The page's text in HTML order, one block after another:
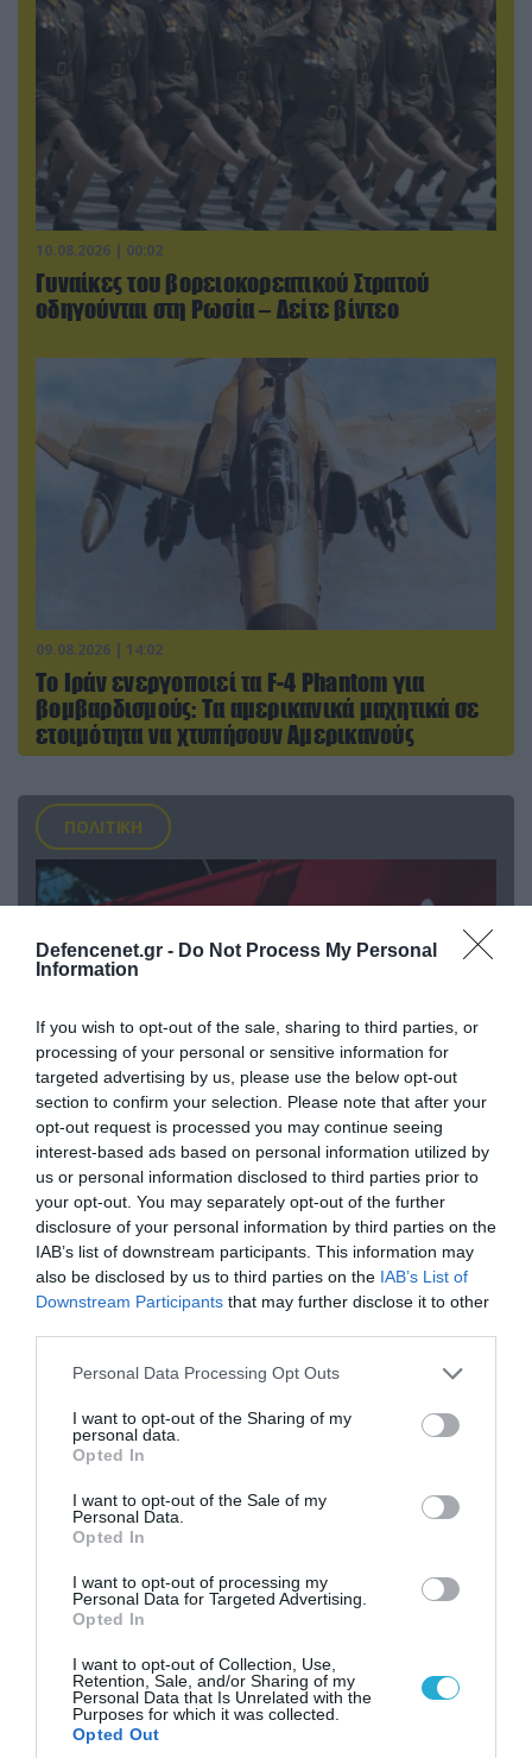
Defencenet.gr - Do Not Process My Personal
Information
If you wish to opt-out of the sale, sharing to third parties, or
processing of your personal or sensitive information for
targeted advertising by us, please use the below opt-out
section to confirm your selection. Please note that after your
opt-out request is processed you may continue seeing
interest-based ads based on personal information utilized by
us or personal information disclosed to third parties prior to
your opt-out. You may separately opt-out of the further
disclosure of your personal information by third parties on the
IAB’s list of downstream participants. This information may
also be disclosed by us to third parties on the IAB’s List of
Downstream Participants that may further disclose it to other
Please note that this website/app uses one or more Google
not limited to your visit or usage behaviour. You may click to
grant or deny consent to Google and its third-party tags to
use your data for below specified purposes in below Google
consent section.
Personal Data Processing Opt Outs
I want to opt-out of the Sharing of my
personal data.
Opted In
I want to opt-out of the Sale of my
Personal Data.
Opted In
I want to opt-out of processing my
Personal Data for Targeted Advertising.
Opted In
I want to opt-out of Collection, Use,
Retention, Sale, and/or Sharing of my
Personal Data that Is Unrelated with the
Purposes for which it was collected.
Opted Out
10.08.2026 | 00:02
Γυναίκες του βορειοκορεατικού Στρατού
οδηγούνται στη Ρωσία – Δείτε βίντεο
09.08.2026 | 14:02
Το Ιράν ενεργοποιεί τα F-4 Phantom για
βομβαρδισμούς: Τα αμερικανικά μαχητικά σε
ετοιμότητα να χτυπήσουν Αμερικανούς
ΠΟΛΙΤΙΚΗ
09.08.2026 | 17:02
ΣΥΡΙΖΑ για υποκλοπές: «Το (παρα)κράτος της ΝΔ
έχει συνέχεια και συνέπεια»
08.08.2026 | 09:02
«Η απόλυτη τραγωδία»: Η «αιχμηρή» ανάρτηση
του Αρκά για τα τατουάζ (φωτο)